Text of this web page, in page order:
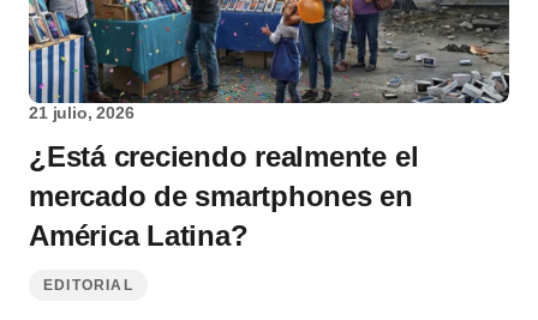
21 julio, 2026
¿Está creciendo realmente el
mercado de smartphones en
América Latina?
EDITORIAL